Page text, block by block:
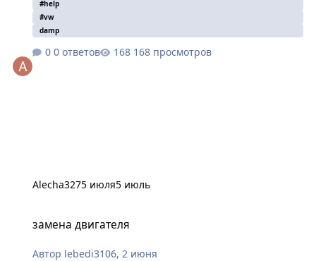
#help
#vw
damp
0 ответов 168 просмотров
Alecha3275 июля5 июль
замена двигателя
Автор lebedi3106,2 июня